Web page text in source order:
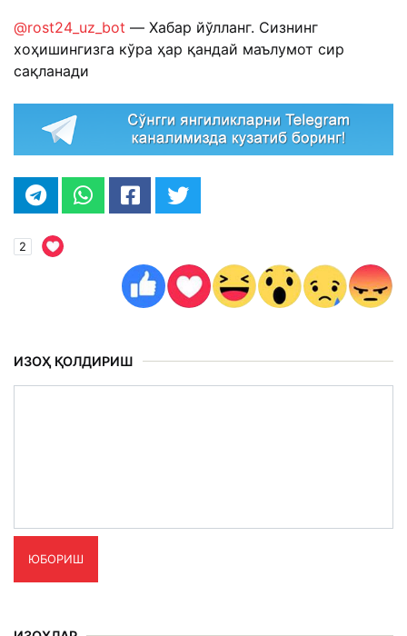
@rost24_uz_bot — Хабар йўлланг. Сизнинг
хоҳишингизга кўра ҳар қандай маълумот сир
сақланади
2
ИЗОҲ ҚОЛДИРИШ
ЮБОРИШ